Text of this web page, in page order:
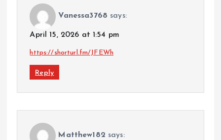
Vanessa3768 says:
April 15, 2026 at 1:54 pm
https://shorturl.fm/JFEWh
Reply
Matthew182 says: